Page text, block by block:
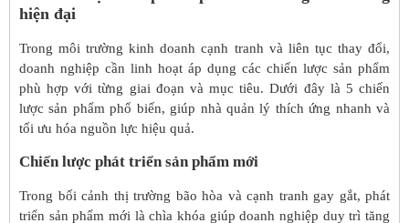
hiện đại
Trong môi trường kinh doanh cạnh tranh và liên tục thay đổi,
doanh nghiệp cần linh hoạt áp dụng các chiến lược sản phẩm
phù hợp với từng giai đoạn và mục tiêu. Dưới đây là 5 chiến
lược sản phẩm phổ biến, giúp nhà quản lý thích ứng nhanh và
tối ưu hóa nguồn lực hiệu quả.
Chiến lược phát triển sản phẩm mới
Trong bối cảnh thị trường bão hòa và cạnh tranh gay gắt, phát
triển sản phẩm mới là chìa khóa giúp doanh nghiệp duy trì tăng